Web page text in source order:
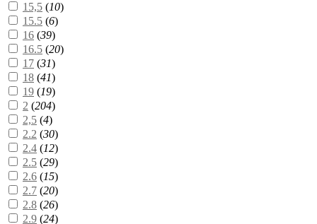
15,5 (10)
15.5 (6)
16 (39)
16.5 (20)
17 (31)
18 (41)
19 (19)
2 (204)
2,5 (4)
2.2 (30)
2.4 (12)
2.5 (29)
2.6 (15)
2.7 (20)
2.8 (26)
2.9 (24)